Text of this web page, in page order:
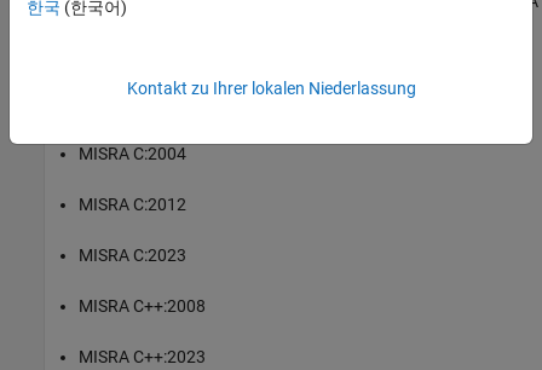
The MISRA coding standards referenced in the
documentation are from the following MISRA standards:
MISRA C:2004
MISRA C:2012
MISRA C:2023
MISRA C++:2008
MISRA C++:2023
한국 (한국어)
Kontakt zu Ihrer lokalen Niederlassung